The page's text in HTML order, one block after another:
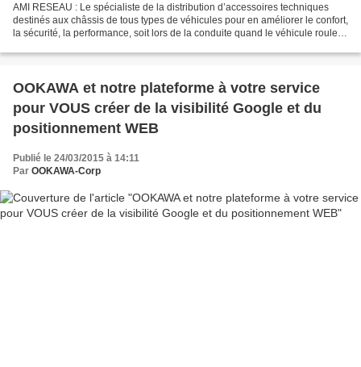
AMI RESEAU : Le spécialiste de la distribution d’accessoires techniques
destinés aux châssis de tous types de véhicules pour en améliorer le confort,
la sécurité, la performance, soit lors de la conduite quand le véhicule roule,
OOKAWA et notre plateforme à votre service
pour VOUS créer de la visibilité Google et du
positionnement WEB
Publié le 24/03/2015 à 14:11
Par OOKAWA-Corp